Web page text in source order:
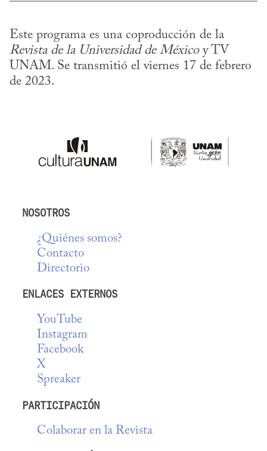
Revista de la Universidad de México y TV
UNAM. Se transmitió el viernes 17 de febrero
de 2023.
NOSOTROS
¿Quiénes somos?
Contacto
Directorio
ENLACES EXTERNOS
YouTube
Instagram
Facebook
X
Spreaker
PARTICIPACIÓN
Colaborar en la Revista